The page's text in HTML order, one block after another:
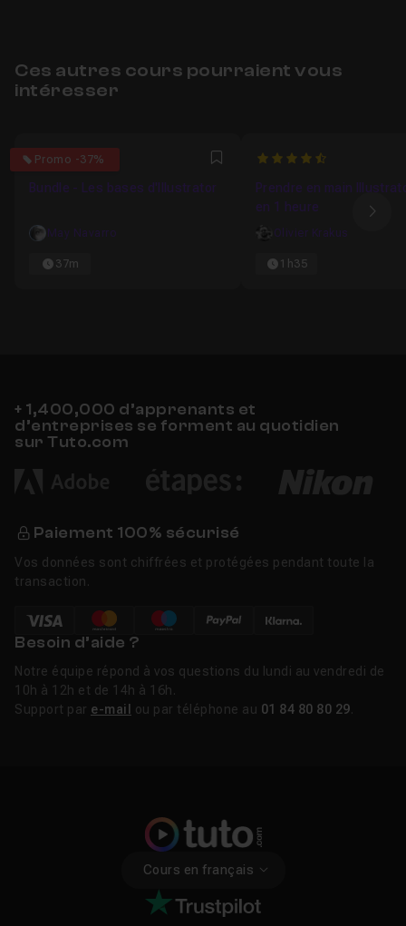
Ces autres cours pourraient vous
intéresser
Promo -37%
0 Favori
Bundle - Les bases d'Illustrator
May Navarro
37m
4.6666666666667
Prendre en main
en 1 heure
Olivier Krakus
1h35
+ 1,400,000 d’apprenants et
d’entreprises se forment au quotidien
sur Tuto.com
Paiement 100% sécurisé
Vos données sont chiffrées et protégées pendant toute la
transaction.
Besoin d’aide ?
Notre équipe répond à vos questions du lundi au vendredi de
10h à 12h et de 14h à 16h.
Support par e-mail ou par téléphone au 01 84 80 80 29
Cours en français